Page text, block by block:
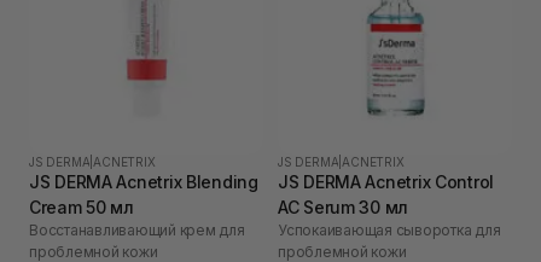
JS DERMA ACNETRIX
JS DERMA Acnetrix Blending
Cream 50 мл
Восстанавливающий крем для
проблемной кожи
JS DERMA ACNETRIX
JS DERMA Acnetrix Control
AC Serum 30 мл
Успокаивающая сыворотка для
проблемной кожи